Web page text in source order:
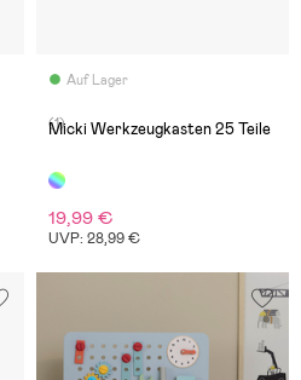
Auf Lager
(1)
Micki Werkzeugkasten 25 Teile
19,99 €
UVP: 28,99 €